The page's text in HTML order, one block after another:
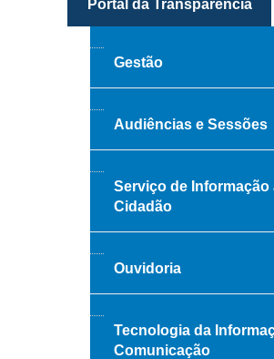
Portal da Transparência
Gestão
Audiências e Sessões
Serviço de Informação
Cidadão
Ouvidoria
Tecnologia da
Comunicação